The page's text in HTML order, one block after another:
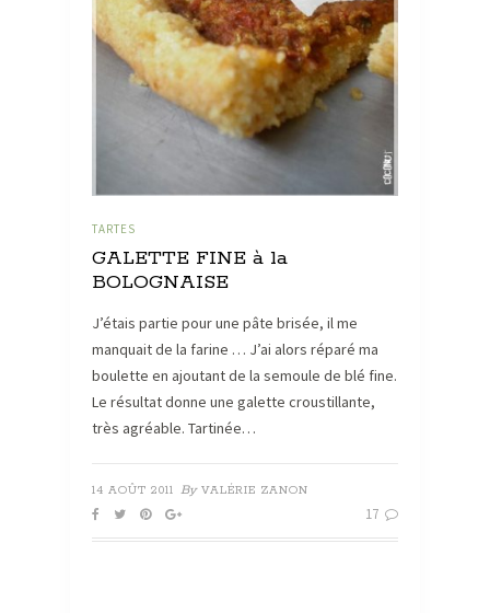
TARTES
GALETTE FINE à la
BOLOGNAISE
J’étais partie pour une pâte brisée, il me
manquait de la farine … J’ai alors réparé ma
boulette en ajoutant de la semoule de blé fine.
Le résultat donne une galette croustillante,
très agréable. Tartinée…
14 AOÛT 2011 By VALÉRIE ZANON
17